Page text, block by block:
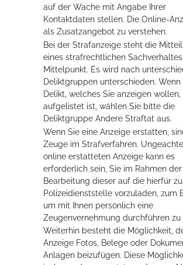
Service
Konzerte, Tagungen und vieles mehr
Die Stadthalle Hockenheim bietet den
mehr dazu...
auf der Wache mit Angabe Ihrer
Kontaktdaten stellen. Die Online-
als Zusatzangebot zu verstehen.
Bei der Strafanzeige steht die
eines strafrechtlichen
Mittelpunkt. Es wird nach
Deliktgruppen unterschieden. Wenn
Delikt, welches Sie anzeigen wollen,
aufgelistet ist, wählen Sie bitte die
Deliktgruppe Andere Straftat aus.
Wenn Sie eine Anzeige erstatten,
Zeuge im Strafverfahren.
online erstatteten Anzeige kann es
erforderlich sein, Sie im Rahmen
Bearbeitung dieser auf die hierfür
Polizeidienststelle vorzuladen, zum
um mit Ihnen persönlich eine
Zeugenvernehmung durchführen zu
Weiterhin besteht die Möglichkeit,
Anzeige Fotos, Belege oder
Anlagen beizufügen. Diese